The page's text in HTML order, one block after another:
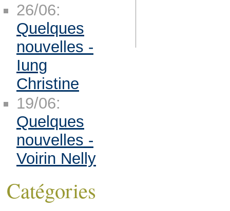
26/06:
Quelques
nouvelles -
Iung
Christine
19/06:
Quelques
nouvelles -
Voirin Nelly
Catégories